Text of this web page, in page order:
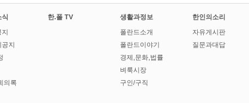
식
지
공지
의록
한.폴 TV 생활과정보
폴란드소개
폴란드이야기
경제,문화,법률
벼룩시장
구인/구직
한인의소리
자유게시판
질문과대답